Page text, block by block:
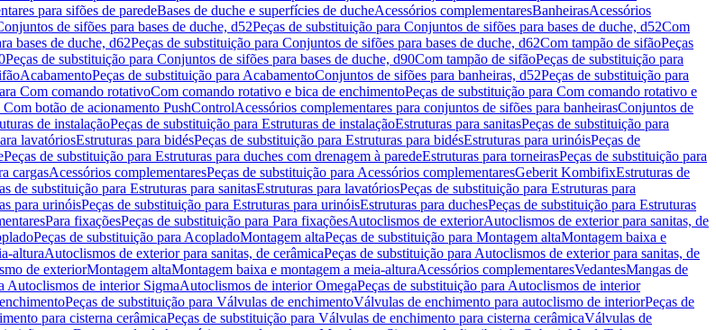
para sifões de paredeBases de duche e superfícies de ducheAcessórios complementaresBanheirasAcessórios
de sifões para bases de duche, d52Peças de substituição para Conjuntos de sifões para bases de duche, d52Com
bases de duche, d62Peças de substituição para Conjuntos de sifões para bases de duche, d62Com tampão de sifãoPeças
Peças de substituição para Conjuntos de sifões para bases de duche, d90Com tampão de sifãoPeças de substituição para
AcabamentoPeças de substituição para AcabamentoConjuntos de sifões para banheiras, d52Peças de substituição para
Com comando rotativoCom comando rotativo e bica de enchimentoPeças de substituição para Com comando rotativo e
Com botão de acionamento PushControlAcessórios complementares para conjuntos de sifões para banheirasConjuntos de
de instalaçãoPeças de substituição para Estruturas de instalaçãoEstruturas para sanitasPeças de substituição para
lavatóriosEstruturas para bidésPeças de substituição para Estruturas para bidésEstruturas para urinóisPeças de
Peças de substituição para Estruturas para duches com drenagem à paredeEstruturas para torneirasPeças de substituição para
cargasAcessórios complementaresPeças de substituição para Acessórios complementaresGeberit KombifixEstruturas de
de substituição para Estruturas para sanitasEstruturas para lavatóriosPeças de substituição para Estruturas para
para urinóisPeças de substituição para Estruturas para urinóisEstruturas para duchesPeças de substituição para Estruturas
Para fixaçõesPeças de substituição para Para fixaçõesAutoclismos de exteriorAutoclismos de exterior para sanitas, de
Peças de substituição para AcopladoMontagem altaPeças de substituição para Montagem altaMontagem baixa e
alturaAutoclismos de exterior para sanitas, de cerâmicaPeças de substituição para Autoclismos de exterior para sanitas, de
de exteriorMontagem altaMontagem baixa e montagem a meia-alturaAcessórios complementaresVedantesMangas de
Autoclismos de interior SigmaAutoclismos de interior OmegaPeças de substituição para Autoclismos de interior
Peças de substituição para Válvulas de enchimentoVálvulas de enchimento para autoclismo de interiorPeças de
para cisterna cerâmicaPeças de substituição para Válvulas de enchimento para cisterna cerâmicaVálvulas de